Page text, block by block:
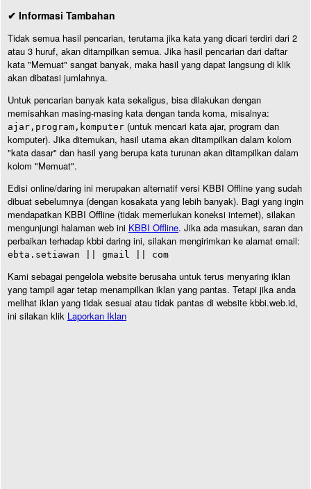
✔ Informasi Tambahan
Tidak semua hasil pencarian, terutama jika kata yang dicari terdiri dari 2
atau 3 huruf, akan ditampilkan semua. Jika hasil pencarian dari daftar
kata "Memuat" sangat banyak, maka hasil yang dapat langsung di klik
akan dibatasi jumlahnya.
Untuk pencarian banyak kata sekaligus, bisa dilakukan dengan
memisahkan masing-masing kata dengan tanda koma, misalnya:
ajar,program,komputer (untuk mencari kata ajar, program dan
komputer). Jika ditemukan, hasil utama akan ditampilkan dalam kolom
"kata dasar" dan hasil yang berupa kata turunan akan ditampilkan dalam
kolom "Memuat".
Edisi online/daring ini merupakan alternatif versi KBBI Offline yang sudah
dibuat sebelumnya (dengan kosakata yang lebih banyak). Bagi yang ingin
mendapatkan KBBI Offline (tidak memerlukan koneksi internet), silakan
mengunjungi halaman web ini KBBI Offline. Jika ada masukan, saran dan
perbaikan terhadap kbbi daring ini, silakan mengirimkan ke alamat email:
ebta.setiawan || gmail || com
Kami sebagai pengelola website berusaha untuk terus menyaring iklan
yang tampil agar tetap menampilkan iklan yang pantas. Tetapi jika anda
melihat iklan yang tidak sesuai atau tidak pantas di website kbbi.web.id,
ini silakan klik Laporkan Iklan